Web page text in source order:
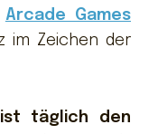
Arcade Games
im Zeichen der
ist täglich den